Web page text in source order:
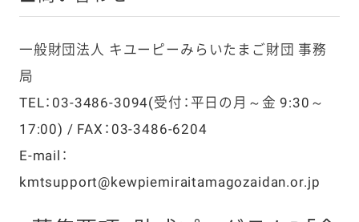
一般財団法人 キユーピーみらいたまご財団 事務
局
TEL：03-3486-3094(受付：平日の月～金 9:30～
17:00) / FAX：03-3486-6204
E-mail：
kmtsupport@kewpiemiraitamagozaidan.or.jp